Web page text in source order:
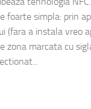
foarte simpla: prin
(fara a instala vreo
zona marcata cu